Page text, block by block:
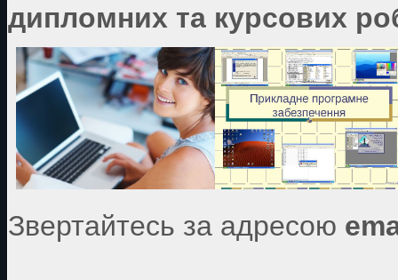
дипломних та курсових
Звертайтесь за адресою